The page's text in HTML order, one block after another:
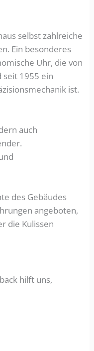
selbst zahlreiche
Ein besonderes
Uhr, die von
seit 1955 ein
ist.
auch
des Gebäudes
angeboten,
die Kulissen
hilft uns,